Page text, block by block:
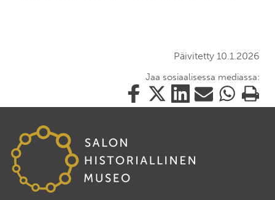
Päivitetty 10.1.2026
Jaa sosiaalisessa mediassa:
Jaa
tämä
Jaa
tämä
Jaa
tämä
Jaa
tämä
Jaa
tämä
Tulosta
tämä